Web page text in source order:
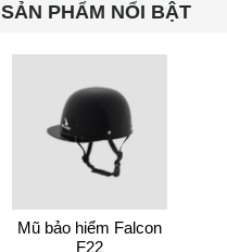
SẢN PHẨM NỔI BẬT
Mũ bảo hiểm Falcon
F22